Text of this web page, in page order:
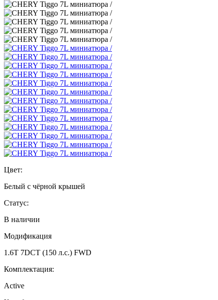
Цвет:
Белый с чёрной крышей
Статус:
В наличии
Модификация
1.6T 7DCT (150 л.с.) FWD
Комплектация:
Active